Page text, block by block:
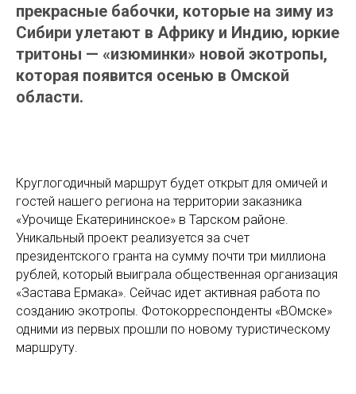
прекрасные бабочки, которые на зиму из
Сибири улетают в Африку и Индию, юркие
тритоны — «изюминки» новой экотропы,
которая появится осенью в Омской
области.
Круглогодичный маршрут будет открыт для омичей и
гостей нашего региона на территории заказника
«Урочище Екатерининское» в Тарском районе.
Уникальный проект реализуется за счет
президентского гранта на сумму почти три миллиона
рублей, который выиграла общественная организация
«Застава Ермака». Сейчас идет активная работа по
созданию экотропы. Фотокорреспонденты «ВОмске»
одними из первых прошли по новому туристическому
маршруту.